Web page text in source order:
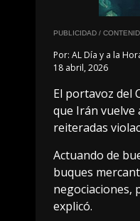
PUBLICIDAD /
Por: AL Día y a la
18 abril, 2026
El portavoz del
que Irán
reiteradas
Actuando de
buques
negociaciones,
explicó.